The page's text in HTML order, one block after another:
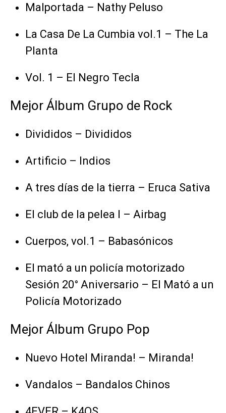
Malportada – Nathy Peluso
La Casa De La Cumbia vol.1 – The La
Planta
Vol. 1 – El Negro Tecla
Mejor Álbum Grupo de Rock
Divididos – Divididos
Artificio – Indios
A tres días de la tierra – Eruca Sativa
El club de la pelea I – Airbag
Cuerpos, vol.1 – Babasónicos
El mató a un policía motorizado
Sesión 20° Aniversario – El Mató a un
Policía Motorizado
Mejor Álbum Grupo Pop
Nuevo Hotel Miranda! – Miranda!
Vandalos – Bandalos Chinos